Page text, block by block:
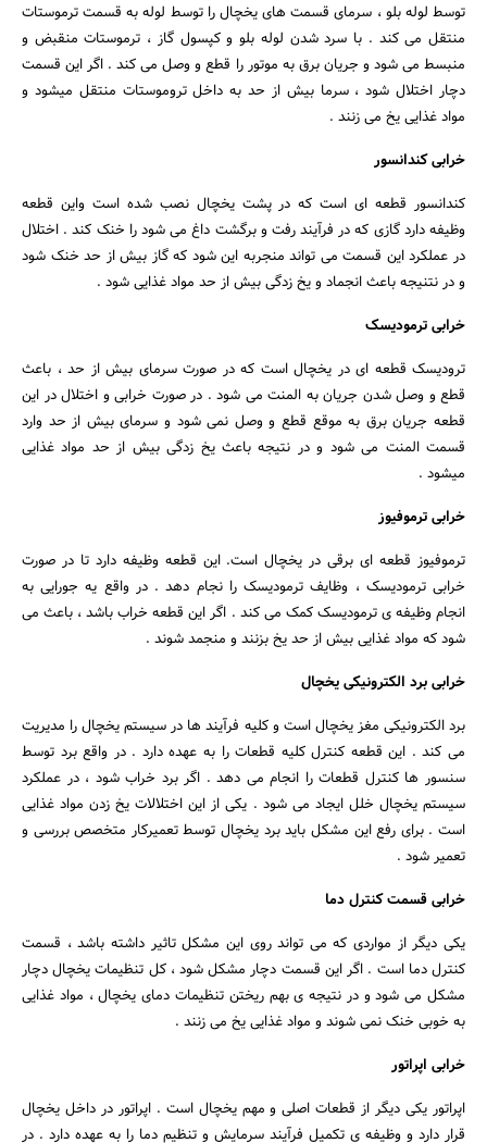
توسط لوله بلو ، سرمای قسمت های یخچال را توسط لوله به قسمت ترموستات
منتقل می کند . با سرد شدن لوله بلو و کپسول گاز ، ترموستات منقبض و
منبسط می شود و جریان برق به موتور را قطع و وصل می کند . اگر این قسمت
دچار اختلال شود ، سرما بیش از حد به داخل تروموستات منتقل میشود و
مواد غذایی یخ می زنند .
خرابی کندانسور
کندانسور قطعه ای است که در پشت یخچال نصب شده است واین قطعه
وظیفه دارد گازی که در فرآیند رفت و برگشت داغ می شود را خنک کند . اختلال
در عملکرد این قسمت می تواند منجربه این شود که گاز بیش از حد خنک شود
و در نتنیجه باعث انجماد و یخ زدگی بیش از حد مواد غذایی شود .
خرابی ترمودیسک
ترودیسک قطعه ای در یخچال است که در صورت سرمای بیش از حد ، باعث
قطع و وصل شدن جریان به المنت می شود . در صورت خرابی و اختلال در این
قطعه جریان برق به موقع قطع و وصل نمی شود و سرمای بیش از حد وارد
قسمت المنت می شود و در نتیجه باعث یخ زدگی بیش از حد مواد غذایی
میشود .
خرابی ترموفیوز
ترموفیوز قطعه ای برقی در یخچال است. این قطعه وظیفه دارد تا در صورت
خرابی ترمودیسک ، وظایف ترمودیسک را نجام دهد . در واقع یه جورایی به
انجام وظیفه ی ترمودیسک کمک می کند . اگر این قطعه خراب باشد ، باعث می
شود که مواد غذایی بیش از حد یخ بزنند و منجمد شوند .
خرابی برد الکترونیکی یخچال
برد الکترونیکی مغز یخچال است و کلیه فرآیند ها در سیستم یخچال را مدیریت
می کند . این قطعه کنترل کلیه قطعات را به عهده دارد . در واقع برد توسط
سنسور ها کنترل قطعات را انجام می دهد . اگر برد خراب شود ، در عملکرد
سیستم یخچال خلل ایجاد می شود . یکی از این اختلالات یخ زدن مواد غذایی
است . برای رفع این مشکل باید برد یخچال توسط تعمیرکار متخصص بررسی و
تعمیر شود .
خرابی قسمت کنترل دما
یکی دیگر از مواردی که می تواند روی این مشکل تاثیر داشته باشد ، قسمت
کنترل دما است . اگر این قسمت دچار مشکل شود ، کل تنظیمات یخچال دچار
مشکل می شود و در نتیجه ی بهم ریختن تنظیمات دمای یخچال ، مواد غذایی
به خوبی خنک نمی شوند و مواد غذایی یخ می زنند .
خرابی اپراتور
اپراتور یکی دیگر از قطعات اصلی و مهم یخچال است . اپراتور در داخل یخچال
قرار دارد و وظیفه ی تکمیل فرآیند سرمایش و تنظیم دما را به عهده دارد . در